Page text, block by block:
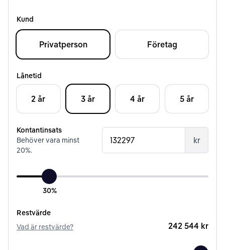
Kund
Privatperson Företag
Lånetid
2 år 3 år 4 år 5 år
Kontantinsats
Behöver vara minst
20%.
kr
30%
Restvärde
Vad är restvärde?
242 544 kr